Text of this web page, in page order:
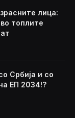
лица:
топлите
Србија и со
ЕП 2034!?